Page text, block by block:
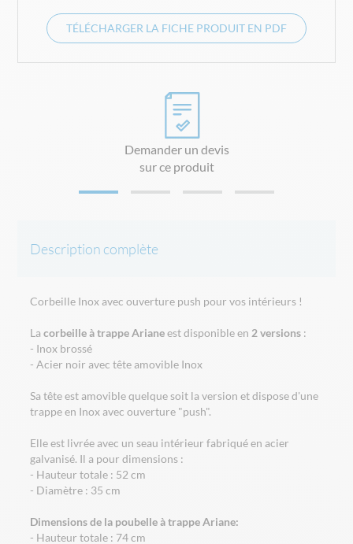
TÉLÉCHARGER LA FICHE PRODUIT EN PDF
Demander un devis
sur ce produit
Description complète
Corbeille Inox avec ouverture push pour vos intérieurs !
Lacorbeille à trappe Arianeest disponible en2 versions :
- Inox brossé
- Acier noir avec tête amovible Inox
Sa tête est amovible quelque soit la version et dispose d'une
trappe en Inox avec ouverture "push".
Elle est livrée avec un seau intérieur fabriqué en acier
galvanisé. Il a pour dimensions :
- Hauteur totale : 52 cm
- Diamètre : 35 cm
Dimensions de la poubelle à trappe Ariane:
- Hauteur totale : 74 cm